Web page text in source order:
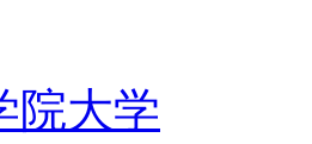
院大学